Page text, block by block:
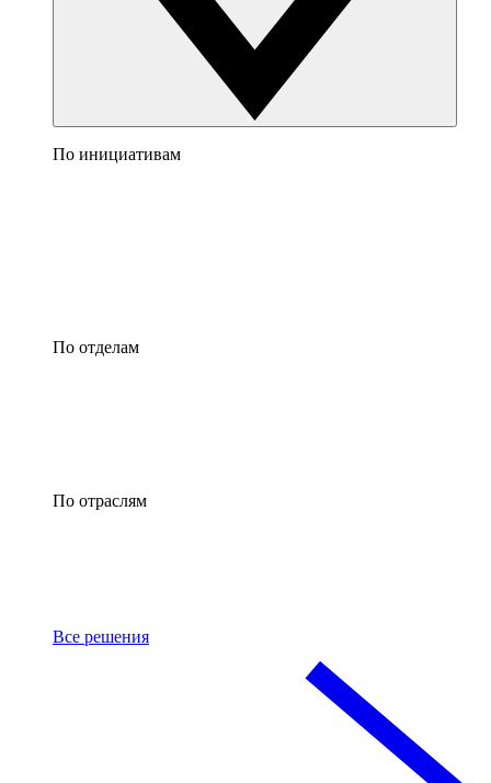
По инициативам
По отделам
По отраслям
Все решения